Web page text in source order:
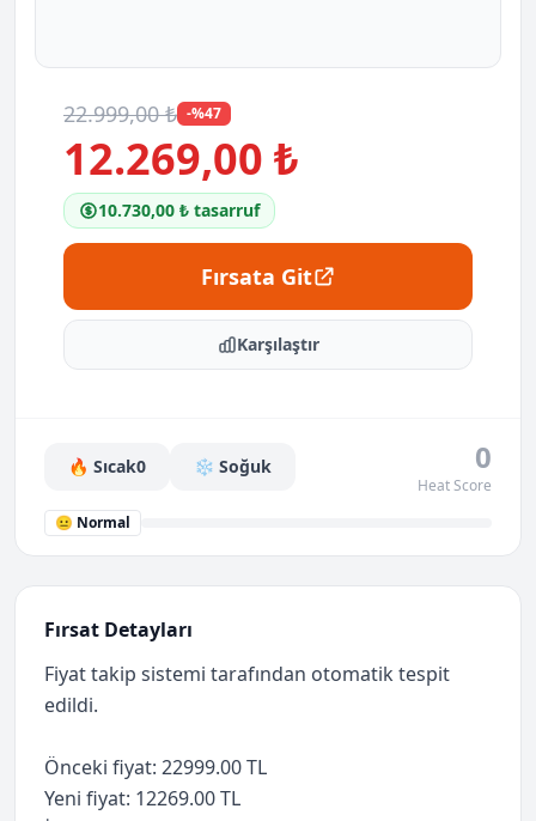
22.999,00 ₺ -%47
12.269,00 ₺
10.730,00 ₺ tasarruf
Fırsata Git
Karşılaştır
🔥 Sıcak0 ❄️ Soğuk 0
Heat Score
😐 Normal
Fırsat Detayları
Fiyat takip sistemi tarafından otomatik tespit
edildi.
Önceki fiyat: 22999.00 TL
Yeni fiyat: 12269.00 TL